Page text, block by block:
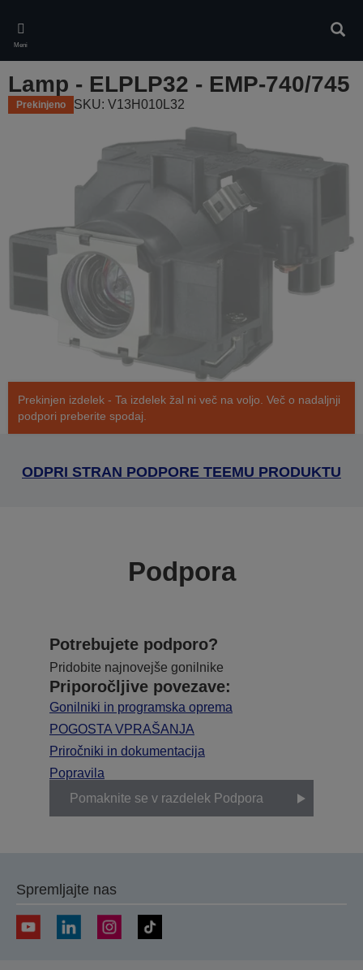
main
content
Meni
Lamp - ELPLP32 - EMP-740/745
Prekinjeno SKU: V13H010L32
Prekinjen izdelek - Ta izdelek žal ni več na voljo. Več o nadaljnji
podpori preberite spodaj.
ODPRI STRAN PODPORE TEEMU PRODUKTU
Podpora
Potrebujete podporo?
Pridobite najnovejše gonilnike
Priporočljive povezave:
Gonilniki in programska oprema
POGOSTA VPRAŠANJA
Priročniki in dokumentacija
Popravila
Pomaknite se v razdelek Podpora
Spremljajte nas